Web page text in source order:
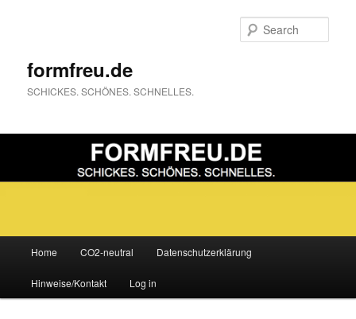
formfreu.de
SCHICKES. SCHÖNES. SCHNELLES.
Skip
to
Home CO2-neutral Datenschutzerklärung
Hinweise/Kontakt Log in